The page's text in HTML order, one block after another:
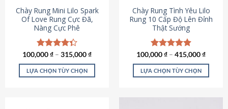
chọn
trên
trang
sản
phẩm
Chày Rung Mini Lilo Spark
Of Love Rung Cực Đã,
Nàng Cực Phê
Được xếp
hạng4.33
5 sao
100,000₫ – 315,000₫
LỰA CHỌN TÙY CHỌN
Chày Rung Tình Yêu Lilo
Rung 10 Cấp Độ Lên Đỉnh
Thật Sướng
Được xếp
hạng4.94
5 sao
100,000₫ – 415,000₫
LỰA CHỌN TÙY CHỌN